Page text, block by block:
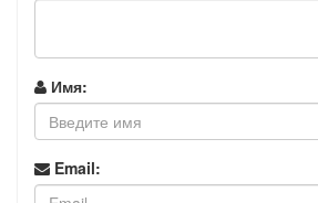
Имя:
Email: